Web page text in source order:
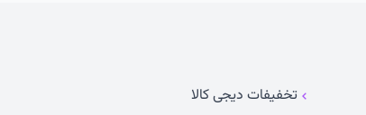
تخفیفات دیجی کالا